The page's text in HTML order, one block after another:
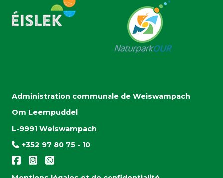
Administration communale de Weiswampach
Om Leempuddel
L-9991 Weiswampach
+352 97 80 75 - 10